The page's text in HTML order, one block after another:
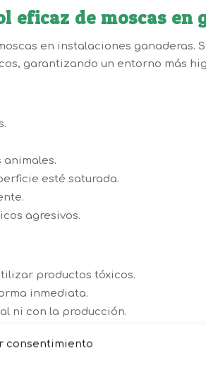
consentimiento
eficaz de moscas en
en instalaciones ganaderas.
garantizando un entorno más
animales.
esté saturada.
agresivos.
productos tóxicos.
inmediata.
ni con la producción.
fácil con disolvente.